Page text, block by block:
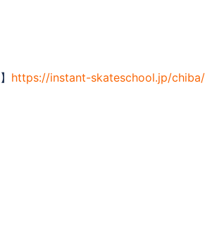
】 https://instant-skateschool.jp/chiba/